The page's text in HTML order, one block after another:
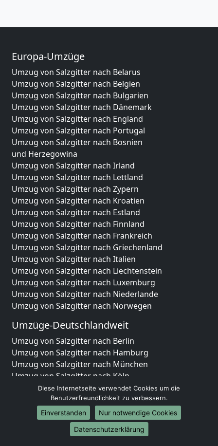
Europa-Umzüge
Umzug von Salzgitter nach Belarus
Umzug von Salzgitter nach Belgien
Umzug von Salzgitter nach Bulgarien
Umzug von Salzgitter nach Dänemark
Umzug von Salzgitter nach England
Umzug von Salzgitter nach Portugal
Umzug von Salzgitter nach Bosnien
und Herzegowina
Umzug von Salzgitter nach Irland
Umzug von Salzgitter nach Lettland
Umzug von Salzgitter nach Zypern
Umzug von Salzgitter nach Kroatien
Umzug von Salzgitter nach Estland
Umzug von Salzgitter nach Finnland
Umzug von Salzgitter nach Frankreich
Umzug von Salzgitter nach Griechenland
Umzug von Salzgitter nach Italien
Umzug von Salzgitter nach Liechtenstein
Umzug von Salzgitter nach Luxemburg
Umzug von Salzgitter nach Niederlande
Umzug von Salzgitter nach Norwegen
Umzüge-Deutschlandweit
Umzug von Salzgitter nach Berlin
Umzug von Salzgitter nach Hamburg
Umzug von Salzgitter nach München
Umzug von Salzgitter nach Köln
Umzug von Salzgitter nach Frankfurt am Main
Umzug von Salzgitter nach Stuttgart
Umzug von Salzgitter nach Düsseldorf
Umzug von Salzgitter nach Leipzig
Umzug von Salzgitter nach Dortmund
Diese Internetseite verwendet Cookies um die
Benutzerfreundlichkeit zu verbessern.
Einverstanden
Nur notwendige Cookies
Datenschutzerklärung